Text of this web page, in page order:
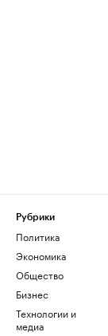
Рубрики
Политика
Экономика
Общество
Бизнес
Технологии и
медиа